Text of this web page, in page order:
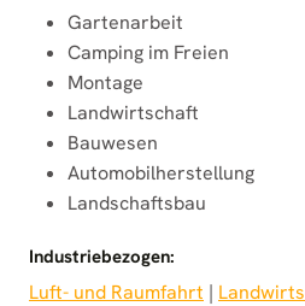
Gartenarbeit
Camping im Freien
Montage
Landwirtschaft
Bauwesen
Automobilherstellung
Landschaftsbau
Industriebezogen:
Luft- und Raumfahrt |